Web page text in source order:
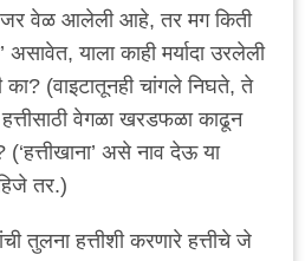
जर वेळ आलेली आहे, तर मग किती
याला काही मर्यादा उरलेली
का? (वाइटातूनही चांगले निघते, ते
वेगळा खरडफळा काढून
(‘हत्तीखाना’ असे नाव देऊ या
तर.)
तुलना हत्तीशी करणारे हत्तीचे जे